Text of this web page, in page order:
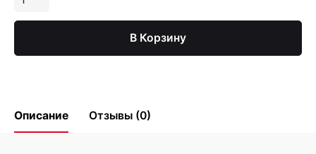
В Корзину
Описание Отзывы (0)